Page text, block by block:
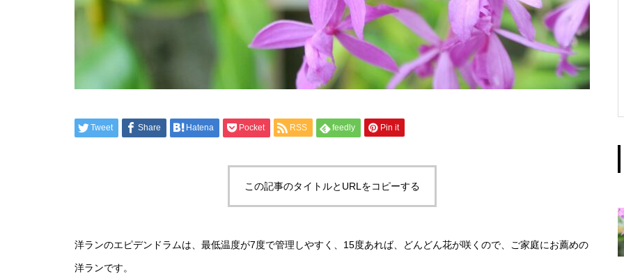
Tweet Share Hatena Pocket RSS feedly Pin it
この記事のタイトルとURLをコピーする
洋ランのエピデンドラムは、最低温度が7度で管理しやすく、15度あれば、どんどん花が咲くので、ご家庭にお薦めの
洋ランです。